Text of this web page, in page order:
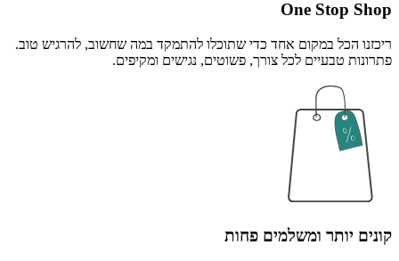
One Stop
הכל במקום אחד כדי שתוכלו להתמקד במה שחשוב, להרגיש טוב.
טבעיים לכל צורך, פשוטים, נגישים ומקיפים.
יותר ומשלמים פחות